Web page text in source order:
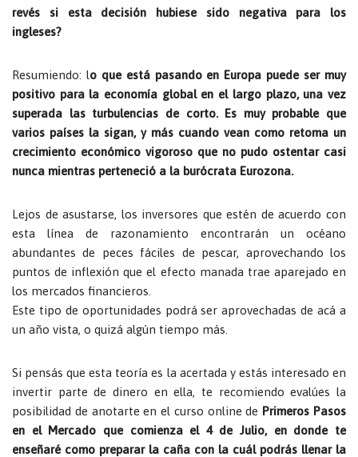
revés si esta decisión hubiese sido negativa para los
ingleses?
Resumiendo: lo que está pasando en Europa puede ser muy
positivo para la economía global en el largo plazo, una vez
superada las turbulencias de corto. Es muy probable que
varios países la sigan, y más cuando vean como retoma un
crecimiento económico vigoroso que no pudo ostentar casi
nunca mientras perteneció a la burócrata Eurozona.
Lejos de asustarse, los inversores que estén de acuerdo con
esta línea de razonamiento encontrarán un océano
abundantes de peces fáciles de pescar, aprovechando los
puntos de inflexión que el efecto manada trae aparejado en
los mercados financieros.
Este tipo de oportunidades podrá ser aprovechadas de acá a
un año vista, o quizá algún tiempo más.
Si pensás que esta teoría es la acertada y estás interesado en
invertir parte de dinero en ella, te recomiendo evalúes la
posibilidad de anotarte en el curso online de Primeros Pasos
en el Mercado que comienza el 4 de Julio, en donde te
enseñaré como preparar la caña con la cuál podrás llenar la